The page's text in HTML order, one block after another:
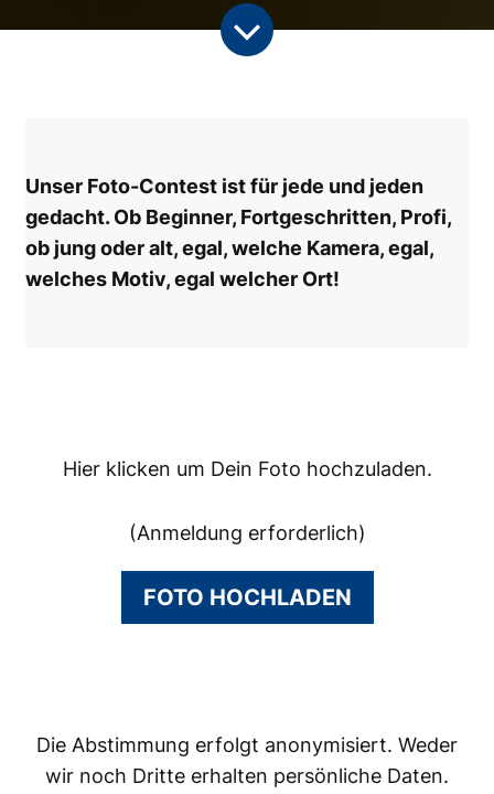
Unser Foto-Contest ist für jede und jeden
gedacht. Ob Beginner, Fortgeschritten, Profi,
ob jung oder alt, egal, welche Kamera, egal,
welches Motiv, egal welcher Ort!
Hier klicken um Dein Foto hochzuladen.
(Anmeldung erforderlich)
FOTO HOCHLADEN
Die Abstimmung erfolgt anonymisiert. Weder
wir noch Dritte erhalten persönliche Daten.